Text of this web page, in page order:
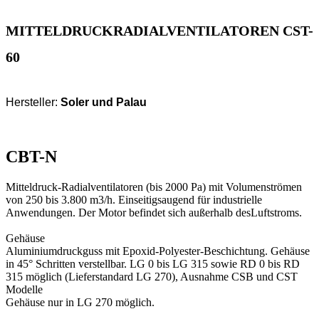
MITTELDRUCKRADIALVENTILATOREN CST-
60
Hersteller: Soler und Palau
CBT-N
Mitteldruck-Radialventilatoren (bis 2000 Pa) mit Volumenströmen
von 250 bis 3.800 m3/h. Einseitigsaugend für industrielle
Anwendungen. Der Motor befindet sich außerhalb desLuftstroms.
Gehäuse
Aluminiumdruckguss mit Epoxid-Polyester-Beschichtung. Gehäuse
in 45° Schritten verstellbar. LG 0 bis LG 315 sowie RD 0 bis RD
315 möglich (Lieferstandard LG 270), Ausnahme CSB und CST
Modelle
Gehäuse nur in LG 270 möglich.